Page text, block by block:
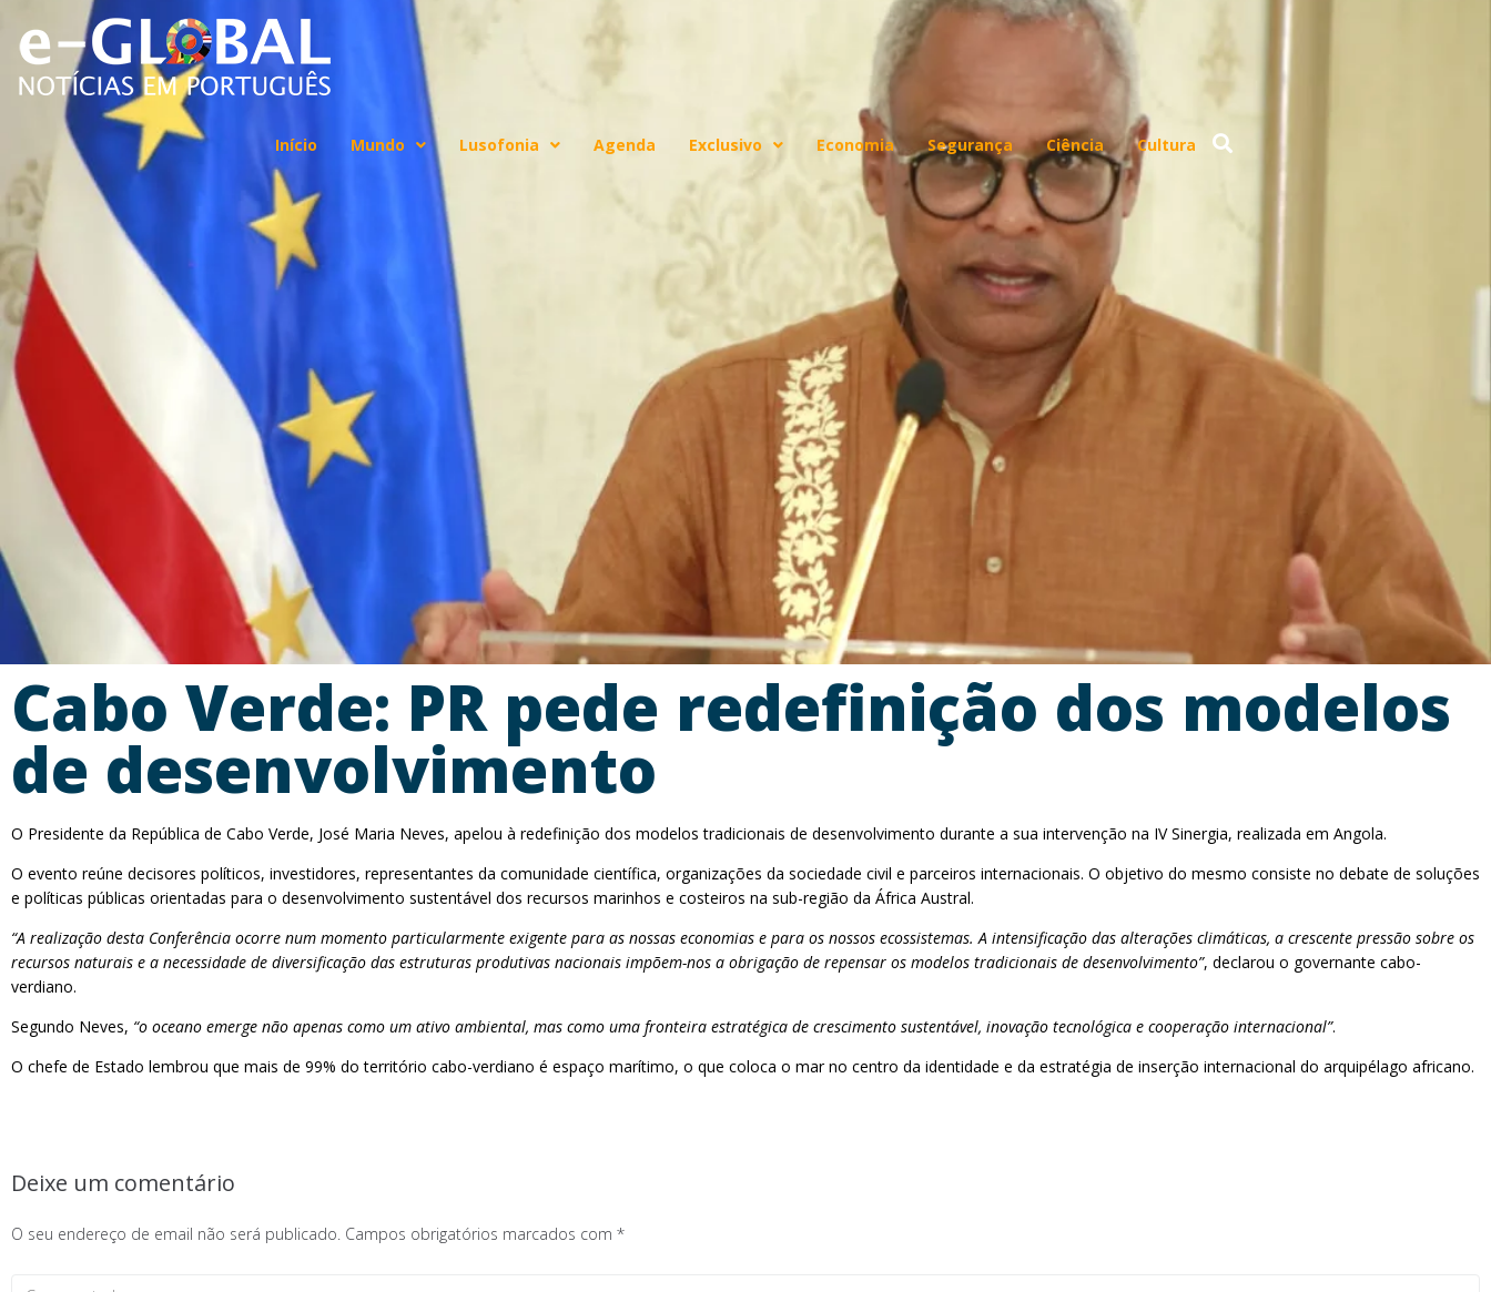
Início Mundo Lusofonia Agenda Exclusivo Economia Segurança Ciência Cultura
Cabo Verde: PR pede redefinição dos modelos
de desenvolvimento
O Presidente da República de Cabo Verde, José Maria Neves, apelou à redefinição dos modelos tradicionais de desenvolvimento durante a sua intervenção na IV Sinergia, realizada em Angola.
O evento reúne decisores políticos, investidores, representantes da comunidade científica, organizações da sociedade civil e parceiros internacionais. O objetivo do mesmo consiste no debate de soluções
e políticas públicas orientadas para o desenvolvimento sustentável dos recursos marinhos e costeiros na sub-região da África Austral.
“A realização desta Conferência ocorre num momento particularmente exigente para as nossas economias e para os nossos ecossistemas. A intensificação das alterações climáticas, a crescente pressão sobre os
recursos naturais e a necessidade de diversificação das estruturas produtivas nacionais impõem-nos a obrigação de repensar os modelos tradicionais de desenvolvimento”, declarou o governante cabo-
verdiano.
Segundo Neves, “o oceano emerge não apenas como um ativo ambiental, mas como uma fronteira estratégica de crescimento sustentável, inovação tecnológica e cooperação internacional”.
O chefe de Estado lembrou que mais de 99% do território cabo-verdiano é espaço marítimo, o que coloca o mar no centro da identidade e da estratégia de inserção internacional do arquipélago africano.
Deixe um comentário
O seu endereço de email não será publicado. Campos obrigatórios marcados com *